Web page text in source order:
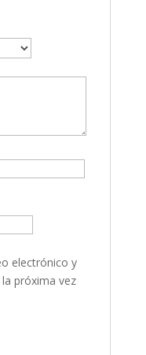
electrónico y
próxima vez